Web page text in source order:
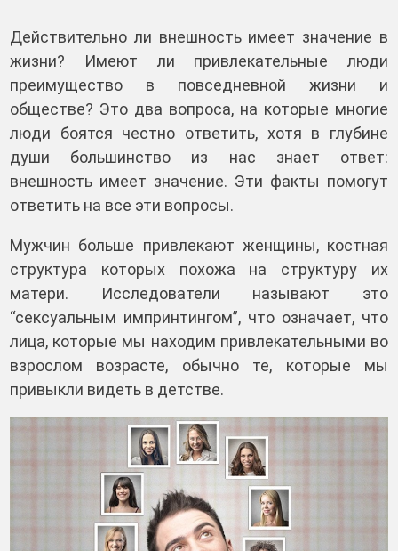
Действительно ли внешность имеет значение в
жизни? Имеют ли привлекательные люди
преимущество в повседневной жизни и
обществе? Это два вопроса, на которые многие
люди боятся честно ответить, хотя в глубине
души большинство из нас знает ответ:
внешность имеет значение. Эти факты помогут
ответить на все эти вопросы.
Мужчин больше привлекают женщины, костная
структура которых похожа на структуру их
матери. Исследователи называют это
“сексуальным импринтингом”, что означает, что
лица, которые мы находим привлекательными во
взрослом возрасте, обычно те, которые мы
привыкли видеть в детстве.